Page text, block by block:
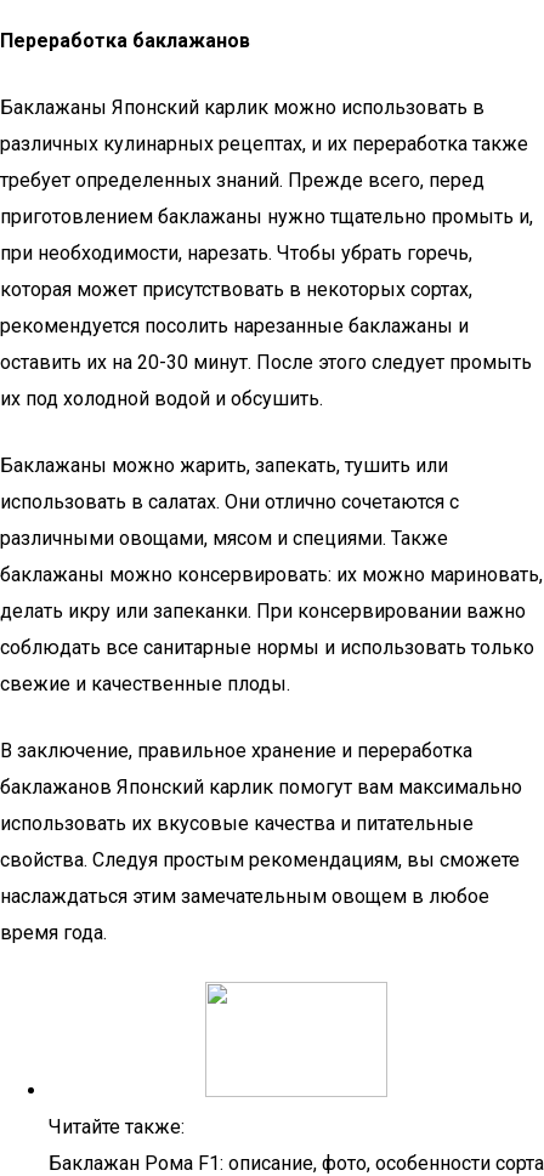
Переработка баклажанов
Баклажаны Японский карлик можно использовать в
различных кулинарных рецептах, и их переработка также
требует определенных знаний. Прежде всего, перед
приготовлением баклажаны нужно тщательно промыть и,
при необходимости, нарезать. Чтобы убрать горечь,
которая может присутствовать в некоторых сортах,
рекомендуется посолить нарезанные баклажаны и
оставить их на 20-30 минут. После этого следует промыть
их под холодной водой и обсушить.
Баклажаны можно жарить, запекать, тушить или
использовать в салатах. Они отлично сочетаются с
различными овощами, мясом и специями. Также
баклажаны можно консервировать: их можно мариновать,
делать икру или запеканки. При консервировании важно
соблюдать все санитарные нормы и использовать только
свежие и качественные плоды.
В заключение, правильное хранение и переработка
баклажанов Японский карлик помогут вам максимально
использовать их вкусовые качества и питательные
свойства. Следуя простым рекомендациям, вы сможете
наслаждаться этим замечательным овощем в любое
время года.
Читайте также:
Баклажан Рома F1: описание, фото, особенности сорта